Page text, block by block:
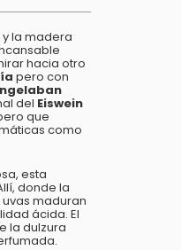
la madera
hacia otro
pero con
del Eiswein
que
como
esta
donde la
maduran
ácida. El
la dulzura